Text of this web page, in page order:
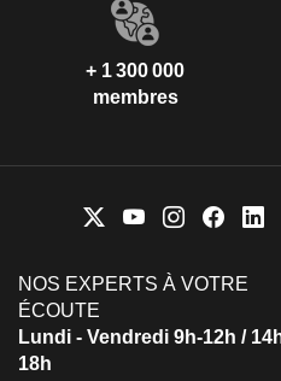
+ 1 300 000
membres
NOS EXPERTS À VOTRE
ÉCOUTE
Lundi - Vendredi 9h-12h /
18h